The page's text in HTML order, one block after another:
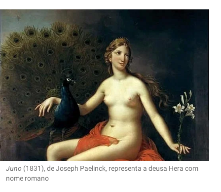
Juno (1831), de Joseph Paelinck, representa a deusa Hera com
nome romano